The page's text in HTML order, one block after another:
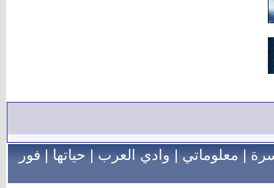
|معلوماتي|وادي العرب|حياتها|فور